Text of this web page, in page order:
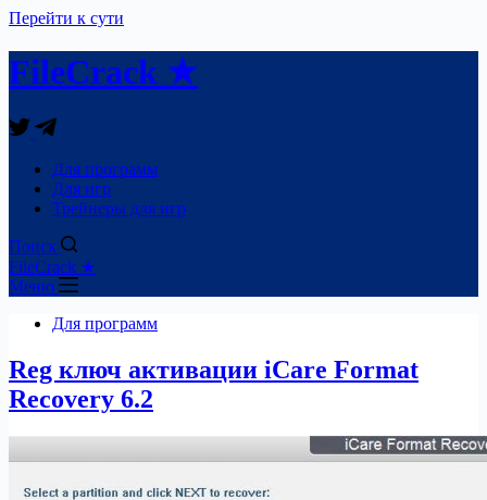
Перейти к сути
FileCrack ★
Для программ
Для игр
Трейнеры для игр
Поиск
FileCrack ★
Меню
Для программ
Reg ключ активации iCare Format
Recovery 6.2